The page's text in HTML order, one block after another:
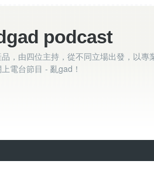
podcast
，由四位主持，從不同立場出發，以專
電台節目 - 亂gad！